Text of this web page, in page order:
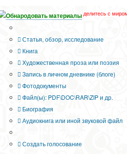
Обнародовать материалы делитесь с
Статья, обзор, исследование
Книга
Художественная проза или поэзия
Запись в личном дневнике (блоге)
Фотодокументы
Файл(ы): PDF\DOC\RAR\ZIP и др.
Биография
Аудиокнига или иной звуковой файл
Создать голосование